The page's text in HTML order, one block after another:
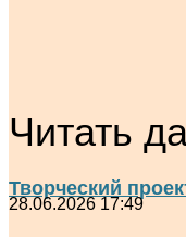
Читать
Творческий
28.06.2026 17:49